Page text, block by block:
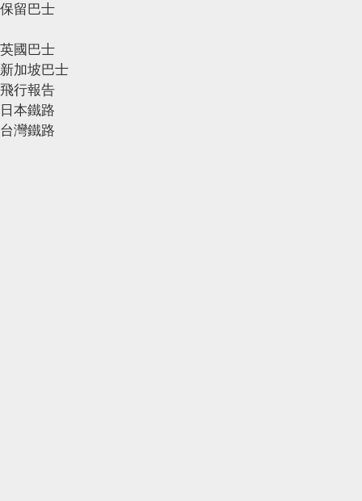
保留巴士
英國巴士
新加坡巴士
飛行報告
日本鐵路
台灣鐵路